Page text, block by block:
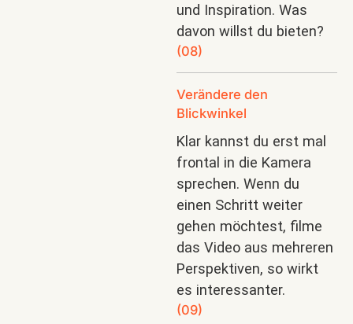
und Inspiration. Was
davon willst du bieten?
(08)
Verändere den
Blickwinkel
Klar kannst du erst mal
frontal in die Kamera
sprechen. Wenn du
einen Schritt weiter
gehen möchtest, filme
das Video aus mehreren
Perspektiven, so wirkt
es interessanter.
(09)